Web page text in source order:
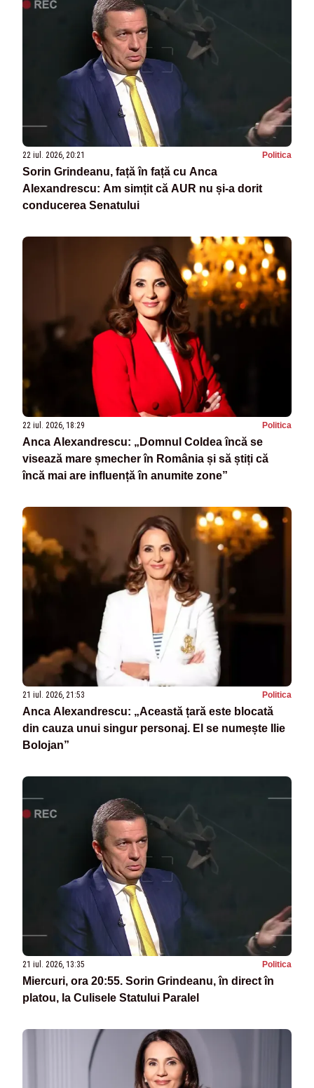
22 iul. 2026, 20:21 Politica
Sorin Grindeanu, față în față cu Anca
Alexandrescu: Am simțit că AUR nu și-a dorit
conducerea Senatului
22 iul. 2026, 18:29 Politica
Anca Alexandrescu: „Domnul Coldea încă se
visează mare șmecher în România și să știți că
încă mai are influență în anumite zone”
21 iul. 2026, 21:53 Politica
Anca Alexandrescu: „Această țară este blocată
din cauza unui singur personaj. El se numește Ilie
Bolojan”
21 iul. 2026, 13:35 Politica
Miercuri, ora 20:55. Sorin Grindeanu, în direct în
platou, la Culisele Statului Paralel